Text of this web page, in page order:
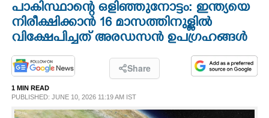
OPINION
PHOTOS
LIFESTYLE
പാകിസ്ഥാന്റെ ഒളിഞ്ഞുനോട്ടം: ഇന്ത്യയെ
നിരീക്ഷിക്കാൻ 16 മാസത്തിനുള്ളിൽ
വിക്ഷേപിച്ചത് അരഡസൻ ഉപഗ്രഹങ്ങൾ
Share
1 MIN READ
PUBLISHED: JUNE 10, 2026 11:19 AM IST